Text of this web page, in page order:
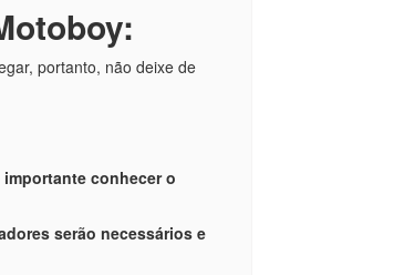
portanto, não deixe de
conhecer o
serão necessários e